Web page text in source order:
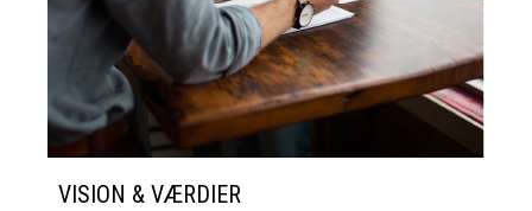
VISION & VÆRDIER